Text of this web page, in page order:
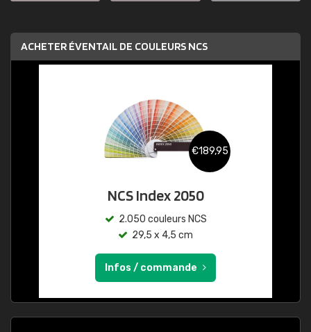
ACHETER ÉVENTAIL DE COULEURS NCS
€189,95
NCS Index 2050
2.050 couleurs NCS
29,5 x 4,5 cm
Infos / commande